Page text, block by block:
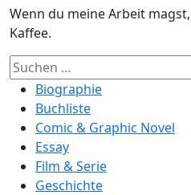
Wenn du meine Arbeit
Kaffee.
Suchen
nach:Biographie
Buchliste
Comic & Graphic Novel
Essay
Film & Serie
Geschichte